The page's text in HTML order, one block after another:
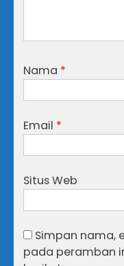
Nama *
Email *
Situs Web
Simpan nama,
pada peramban